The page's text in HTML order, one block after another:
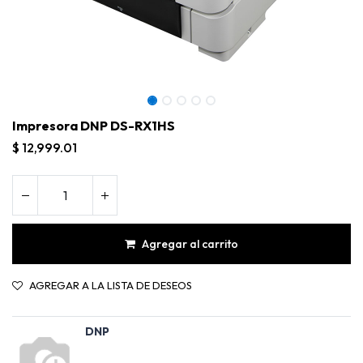
Impresora DNP DS-RX1HS
$ 12,999.01
Agregar al carrito
AGREGAR A LA LISTA DE DESEOS
DNP